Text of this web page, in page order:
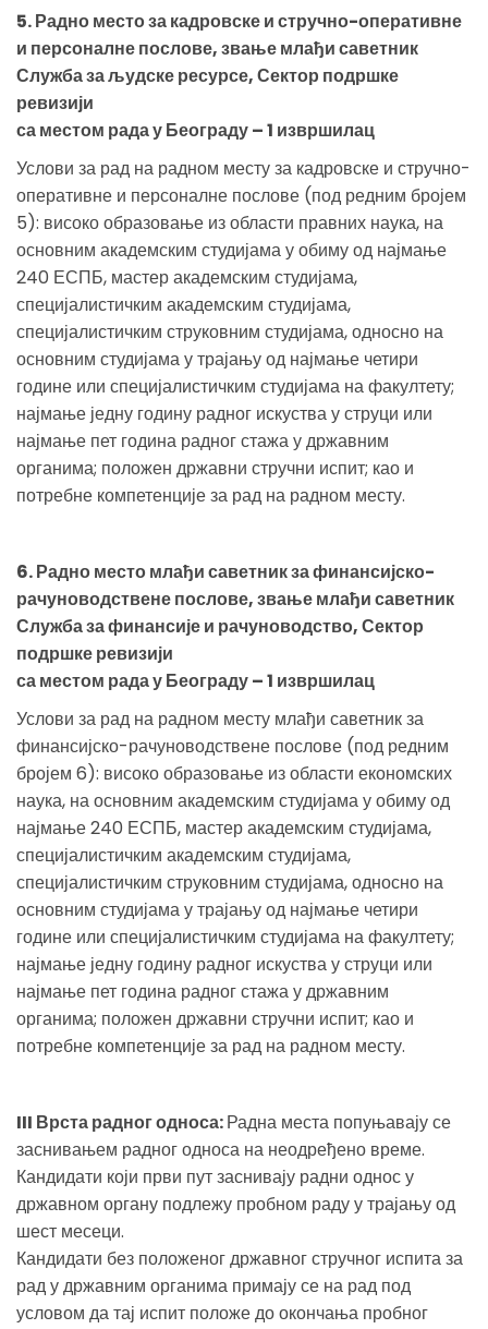
5. Радно место за кадровске и стручно-оперативне
и персоналне послове, звање млађи саветник
Служба за људске ресурсе, Сектор подршке
ревизији
са местом рада у Београду – 1 извршилац
Услови за рад на радном месту за кадровске и стручно-
оперативне и персоналне послове (под редним бројем
5): високо образовање из области правних наука, на
основним академским студијама у обиму од најмање
240 ЕСПБ, мастер академским студијама,
специјалистичким академским студијама,
специјалистичким струковним студијама, односно на
основним студијама у трајању од најмање четири
године или специјалистичким студијама на факултету;
најмање једну годину радног искуства у струци или
најмање пет година радног стажа у државним
органима; положен државни стручни испит; као и
потребне компетенције за рад на радном месту.
6. Радно место млађи саветник за финансијско-
рачуноводствене послове, звање млађи саветник
Служба за финансије и рачуноводство, Сектор
подршке ревизији
са местом рада у Београду – 1 извршилац
Услови за рад на радном месту млађи саветник за
финансијско-рачуноводствене послове (под редним
бројем 6): високо образовање из области економских
наука, на основним академским студијама у обиму од
најмање 240 ЕСПБ, мастер академским студијама,
специјалистичким академским студијама,
специјалистичким струковним студијама, односно на
основним студијама у трајању од најмање четири
године или специјалистичким студијама на факултету;
најмање једну годину радног искуства у струци или
најмање пет година радног стажа у државним
органима; положен државни стручни испит; као и
потребне компетенције за рад на радном месту.
III Врста радног односа:Радна места попуњавају се
заснивањем радног односа на неодређено време.
Кандидати који први пут заснивају радни однос у
државном органу подлежу пробном раду у трајању од
шест месеци.
Кандидати без положеног државног стручног испита за
рад у државним органима примају се на рад под
условом да тај испит положе до окончања пробног